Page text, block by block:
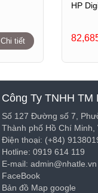
Chi tiết
HP
Công Ty TNHH TM
Số 127 Đường số 7,
Thành phố Hồ Chí Minh,
Điện thoại: (+84)
Hotline: 0919 614 119
E-mail: admin@nhatle.vn
FaceBook
Bản đồ Map google